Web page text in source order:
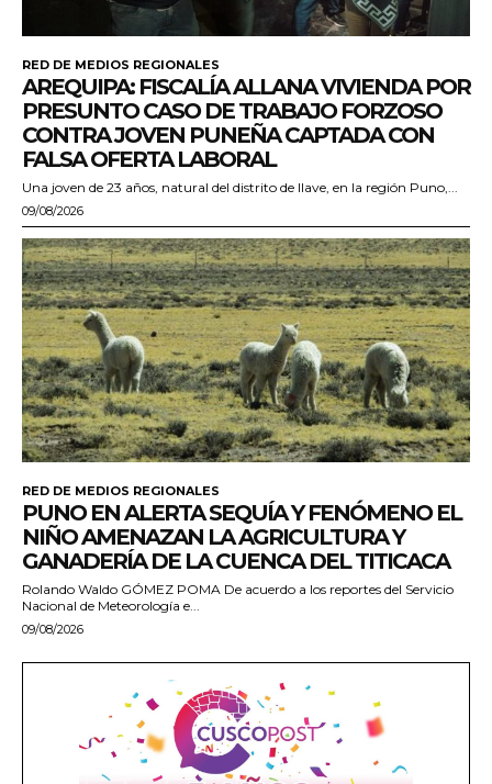
RED DE MEDIOS REGIONALES
AREQUIPA: FISCALÍA ALLANA VIVIENDA POR
PRESUNTO CASO DE TRABAJO FORZOSO
CONTRA JOVEN PUNEÑA CAPTADA CON
FALSA OFERTA LABORAL
Una joven de 23 años, natural del distrito de Ilave, en la región Puno,...
09/08/2026
RED DE MEDIOS REGIONALES
PUNO EN ALERTA SEQUÍA Y FENÓMENO EL
NIÑO AMENAZAN LA AGRICULTURA Y
GANADERÍA DE LA CUENCA DEL TITICACA
Rolando Waldo GÓMEZ POMA De acuerdo a los reportes del Servicio
Nacional de Meteorología e...
09/08/2026